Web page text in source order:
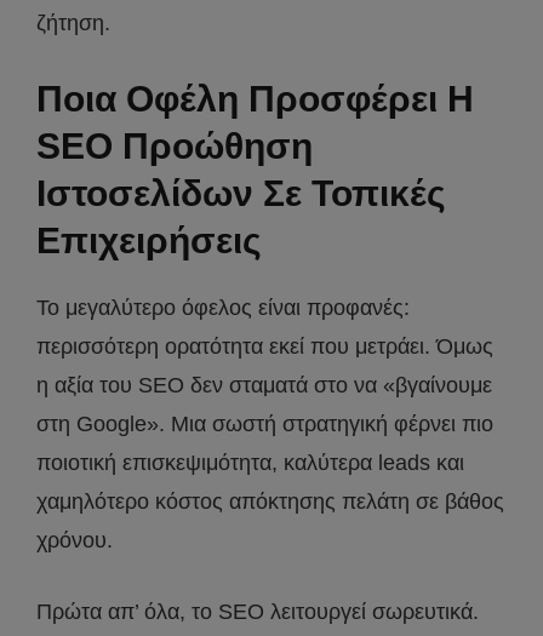
ζήτηση.
Ποια Οφέλη Προσφέρει Η
SEO Προώθηση
Ιστοσελίδων Σε Τοπικές
Επιχειρήσεις
Το μεγαλύτερο όφελος είναι προφανές:
περισσότερη ορατότητα εκεί που μετράει. Όμως
η αξία του SEO δεν σταματά στο να «βγαίνουμε
στη Google». Μια σωστή στρατηγική φέρνει πιο
ποιοτική επισκεψιμότητα, καλύτερα leads και
χαμηλότερο κόστος απόκτησης πελάτη σε βάθος
χρόνου.
Πρώτα απ’ όλα, το SEO λειτουργεί σωρευτικά.